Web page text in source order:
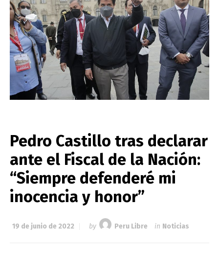
Pedro Castillo tras declarar
ante el Fiscal de la Nación:
“Siempre defenderé mi
inocencia y honor”
19 de junio de 2022 by Peru Libre in Noticias